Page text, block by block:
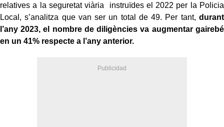
relatives a la seguretat viària instruïdes el 2022 per la Policia
Local, s’analitza que van ser un total de 49. Per tant, durant
l’any 2023, el nombre de diligències va augmentar gairebé
en un 41% respecte a l’any anterior.